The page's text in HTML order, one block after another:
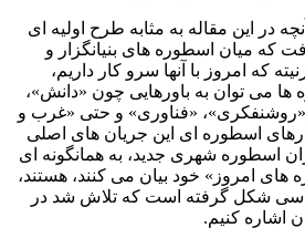
در این مقاله به مثابه طرح اولیه ای
که میان اسطوره های بنیانگزار و
که امروز با آنها سرو کار داریم،
می توان به باورهایی چون «دانش»،
«فناوری» و حتی «غرب و
اسطوره ای این جریان های اصلی
اسطوره شهری جدید، به همانگونه ای
امروز» خود بیان می کنند، هستند،
شکل گرفته است که تلاش شد در
اشاره کنیم.